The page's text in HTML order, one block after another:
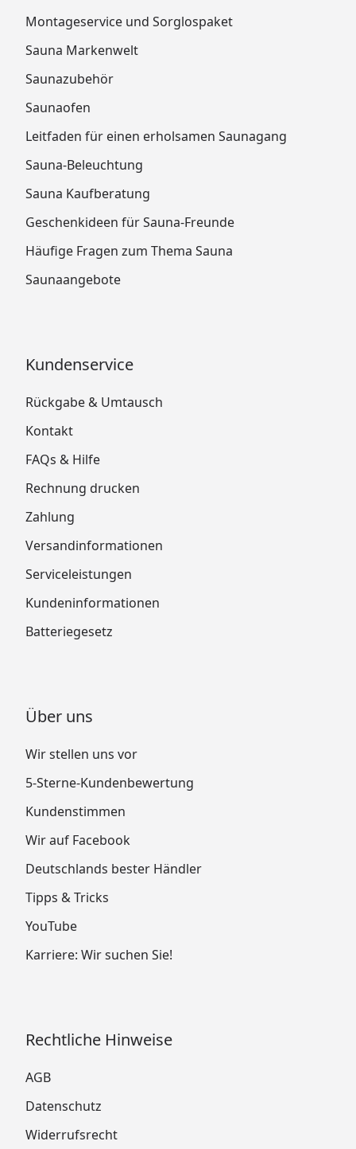
Montageservice und Sorglospaket
Sauna Markenwelt
Saunazubehör
Saunaofen
Leitfaden für einen erholsamen Saunagang
Sauna-Beleuchtung
Sauna Kaufberatung
Geschenkideen für Sauna-Freunde
Häufige Fragen zum Thema Sauna
Saunaangebote
Kundenservice
Rückgabe & Umtausch
Kontakt
FAQs & Hilfe
Rechnung drucken
Zahlung
Versandinformationen
Serviceleistungen
Kundeninformationen
Batteriegesetz
Über uns
Wir stellen uns vor
5-Sterne-Kundenbewertung
Kundenstimmen
Wir auf Facebook
Deutschlands bester Händler
Tipps & Tricks
YouTube
Karriere: Wir suchen Sie!
Rechtliche Hinweise
AGB
Datenschutz
Widerrufsrecht